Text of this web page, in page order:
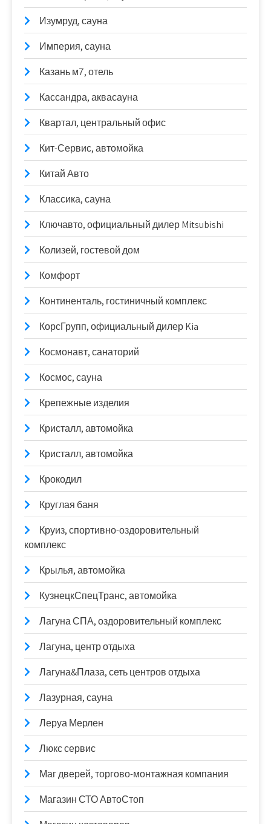
Изумруд, сауна
Империя, сауна
Казань м7, отель
Кассандра, аквасауна
Квартал, центральный офис
Кит-Сервис, автомойка
Китай Авто
Классика, сауна
Ключавто, официальный дилер Mitsubishi
Колизей, гостевой дом
Комфорт
Континенталь, гостиничный комплекс
КорсГрупп, официальный дилер Kia
Космонавт, санаторий
Космос, сауна
Крепежные изделия
Кристалл, автомойка
Кристалл, автомойка
Крокодил
Круглая баня
Круиз, спортивно-оздоровительный
комплекс
Крылья, автомойка
КузнецкСпецТранс, автомойка
Лагуна СПА, оздоровительный комплекс
Лагуна, центр отдыха
Лагуна&Плаза, сеть центров отдыха
Лазурная, сауна
Леруа Мерлен
Люкс сервис
Маг дверей, торгово-монтажная компания
Магазин СТО АвтоСтоп